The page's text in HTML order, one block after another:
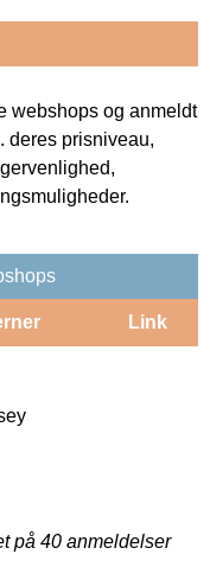
webshops og anmeldt
deres prisniveau,
Link
på 40 anmeldelser